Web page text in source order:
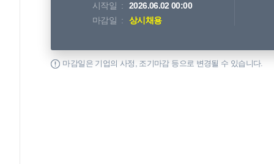
시작일
2026.06.02 00:00
마감일
상시채용
마감일은 기업의 사정, 조기마감 등으로 변경될 수 있습니다.